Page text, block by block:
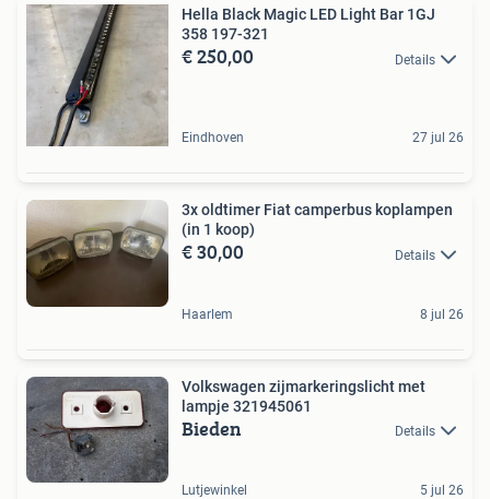
Hella Black Magic LED Light Bar 1GJ
358 197-321
€ 250,00 Details
Eindhoven 27 jul 26
3x oldtimer Fiat camperbus koplampen
(in 1 koop)
€ 30,00 Details
Haarlem 8 jul 26
Volkswagen zijmarkeringslicht met
lampje 321945061
Bieden Details
Lutjewinkel 5 jul 26